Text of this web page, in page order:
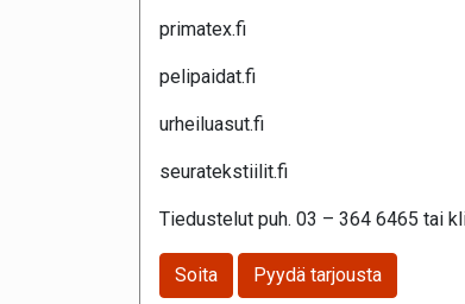
primatex.fi
pelipaidat.fi
urheiluasut.fi
seuratekstiilit.fi
Tiedustelut puh. 03 – 364 6465 tai
Soita Pyydä tarjousta